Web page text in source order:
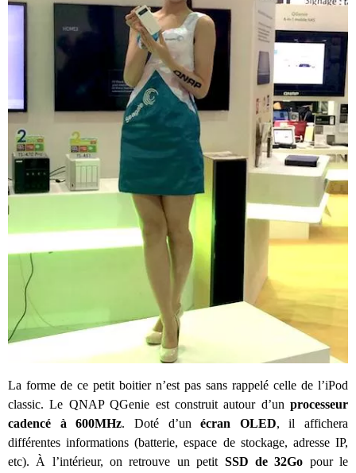
La forme de ce petit boitier n’est pas sans rappelé celle de l’iPod
classic. Le QNAP QGenie est construit autour d’un processeur
cadencé à 600MHz. Doté d’unécran OLED, il affichera
différentes informations (batterie, espace de stockage, adresse IP,
etc). À l’intérieur, on retrouve un petit SSD de 32Go pour le